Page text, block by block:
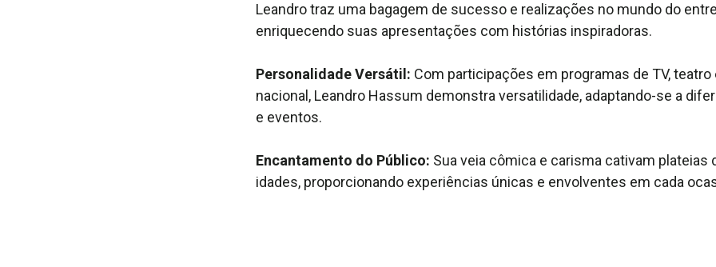
Leandro traz uma bagagem de sucesso e realizações no mundo do
enriquecendo suas apresentações com histórias inspiradoras.
Personalidade Versátil: Com participações em programas de TV, teatro
nacional, Leandro Hassum demonstra versatilidade, adaptando-se a
e eventos.
Encantamento do Público: Sua veia cômica e carisma cativam plateias
idades, proporcionando experiências únicas e envolventes em cada